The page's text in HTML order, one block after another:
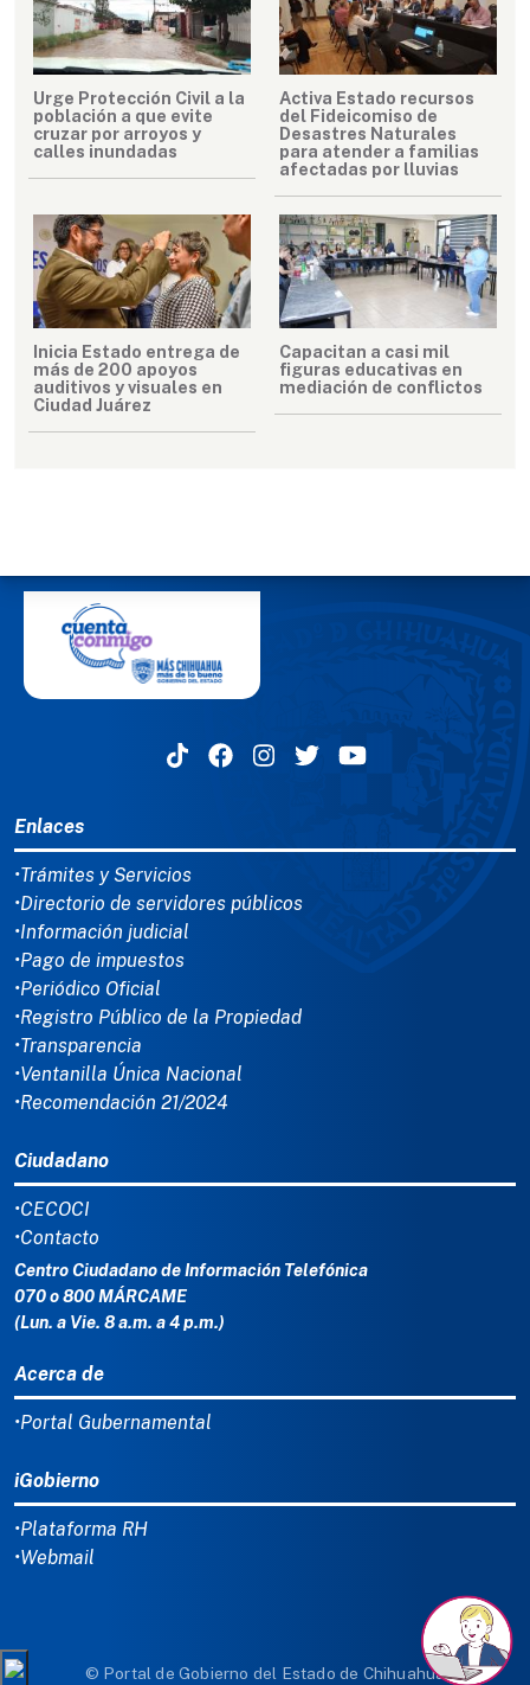
Urge Protección Civil a la
población a que evite
cruzar por arroyos y
calles inundadas
Activa Estado recursos
del Fideicomiso de
Desastres Naturales
para atender a familias
afectadas por lluvias
Inicia Estado entrega de
más de 200 apoyos
auditivos y visuales en
Ciudad Juárez
Capacitan a casi mil
figuras educativas en
mediación de conflictos
Enlaces
•Trámites y Servicios
•Directorio de servidores públicos
•Información judicial
•Pago de impuestos
•Periódico Oficial
•Registro Público de la Propiedad
•Transparencia
•Ventanilla Única Nacional
•Recomendación 21/2024
Ciudadano
•CECOCI
•Contacto
Centro Ciudadano de Información Telefónica
070 o 800 MÁRCAME
(Lun. a Vie. 8 a.m. a 4 p.m.)
Acerca de
•Portal Gubernamental
iGobierno
•Plataforma RH
•Webmail
© Portal de Gobierno del Estado de Chihuahua